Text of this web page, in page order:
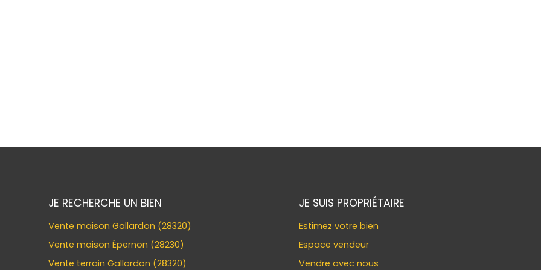
JE RECHERCHE UN BIEN
Vente maison Gallardon (28320)
Vente maison Épernon (28230)
Vente terrain Gallardon (28320)
JE SUIS PROPRIÉTAIRE
Estimez votre bien
Espace vendeur
Vendre avec nous